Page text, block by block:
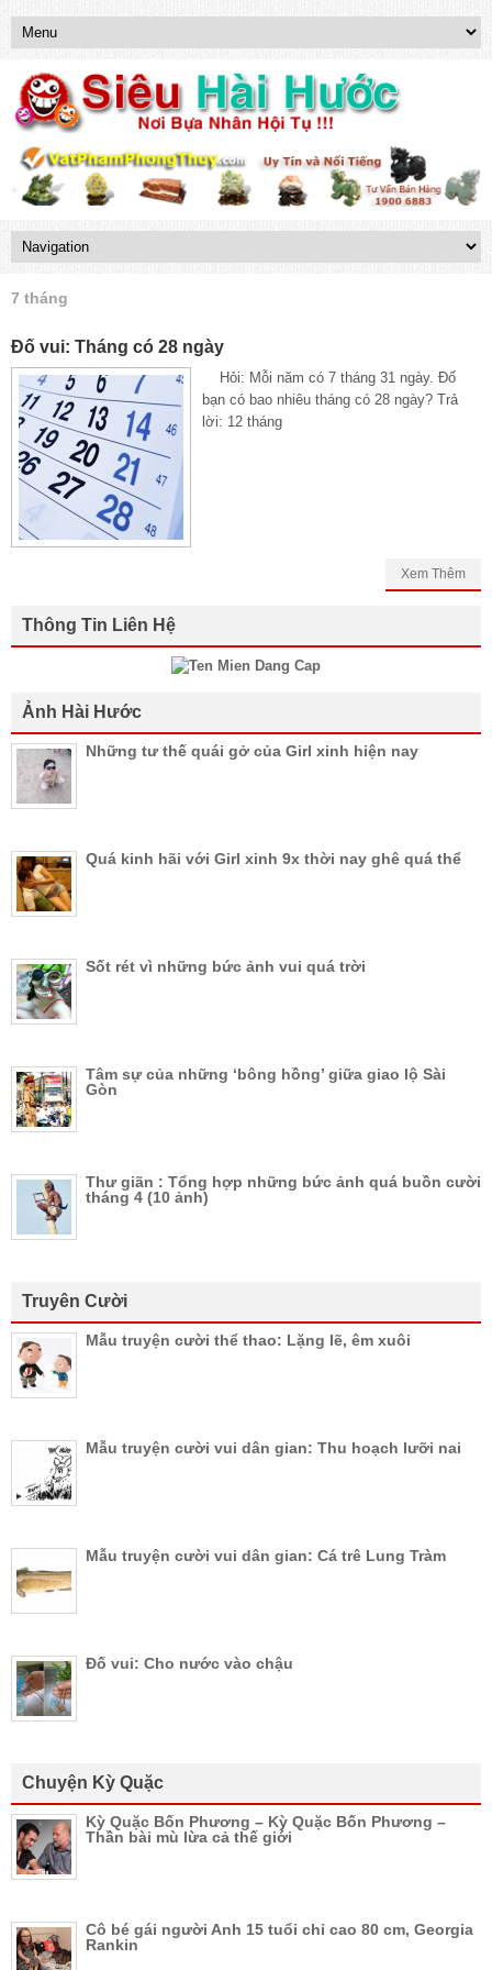
7 tháng
Đố vui: Tháng có 28 ngày
Hỏi: Mỗi năm có 7 tháng 31 ngày. Đố
bạn có bao nhiêu tháng có 28 ngày? Trả
lời: 12 tháng
Xem Thêm
Thông Tin Liên Hệ
Ảnh Hài Hước
Những tư thế quái gở của Girl xinh hiện nay
Quá kinh hãi với Girl xinh 9x thời nay ghê quá thể
Sốt rét vì những bức ảnh vui quá trời
Tâm sự của những ‘bông hồng’ giữa giao lộ Sài
Gòn
Thư giãn : Tổng hợp những bức ảnh quá buồn cười
tháng 4 (10 ảnh)
Truyên Cười
Mẫu truyện cười thể thao: Lặng lẽ, êm xuôi
Mẫu truyện cười vui dân gian: Thu hoạch lưỡi nai
Mẫu truyện cười vui dân gian: Cá trê Lung Tràm
Đố vui: Cho nước vào chậu
Chuyện Kỳ Quặc
Kỳ Quặc Bốn Phương – Kỳ Quặc Bốn Phương –
Thần bài mù lừa cả thế giới
Cô bé gái người Anh 15 tuổi chỉ cao 80 cm, Georgia
Rankin